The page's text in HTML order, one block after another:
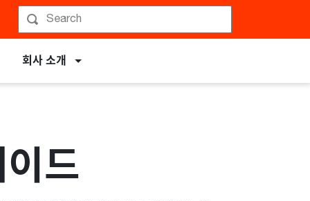
회사 소개
드